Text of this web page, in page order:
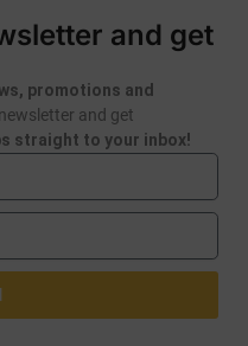
and get
promotions and
and get
straight to your inbox!